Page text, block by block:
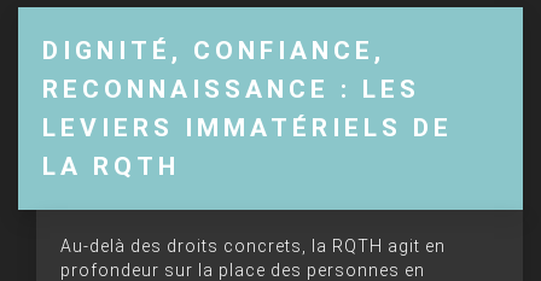
DIGNITÉ, CONFIANCE,
RECONNAISSANCE : LES
LEVIERS IMMATÉRIELS DE
LA RQTH
Au-delà des droits concrets, la RQTH agit en
profondeur sur la place des personnes en